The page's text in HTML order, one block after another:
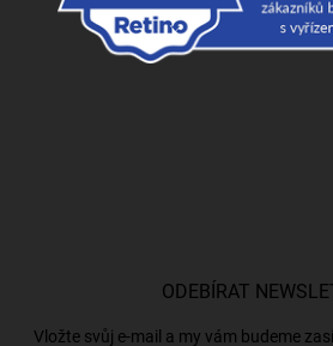
ODEBÍRAT
Vložte svůj e-mail a my vám budeme